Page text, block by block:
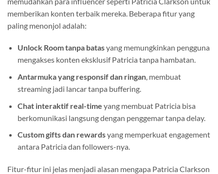
memberikan konten terbaik mereka. Beberapa fitur yang
paling menonjol adalah:
Unlock Room tanpa batasyang memungkinkan pengguna
mengakses konten eksklusif Patricia tanpa hambatan.
Antarmuka yang responsif dan ringan, membuat
streaming jadi lancar tanpa buffering.
Chat interaktif real-time yang membuat Patricia bisa
berkomunikasi langsung dengan penggemar tanpa delay.
Custom gifts dan rewardsyang memperkuat engagement
antara Patricia dan followers-nya.
Fitur-fitur ini jelas menjadi alasan mengapa Patricia Clarkson